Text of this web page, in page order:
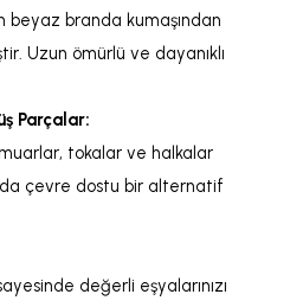
branda kumaşından
Uzun ömürlü ve dayanıklı
Parçalar:
tokalar ve halkalar
çevre dostu bir alternatif
değerli eşyalarınızı